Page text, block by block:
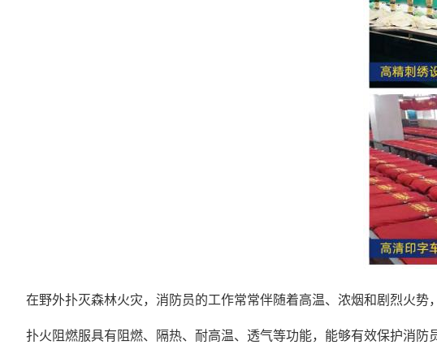
在野外扑灭森林火灾，消防员的工作常常伴随着高温、浓烟和剧烈火势
扑火阻燃服具有阻燃、隔热、耐高温、透气等功能，能够有效保护消防